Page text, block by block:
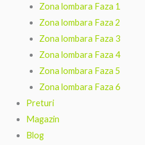
Zona lombara Faza 1
Zona lombara Faza 2
Zona lombara Faza 3
Zona lombara Faza 4
Zona lombara Faza 5
Zona lombara Faza 6
Preturi
Magazin
Blog